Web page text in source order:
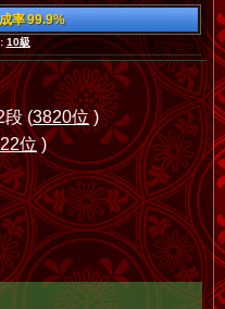
率 99.9%
:10級
(3820位)
位)